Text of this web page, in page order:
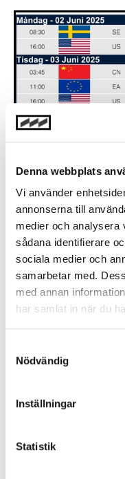
Denna webbplats
Vi använder
annonserna till
medier och analysera
sådana identifierare
sociala medier och
samarbetar med.
med annan
har samlat in när du
Nödvändig
Inställningar
Statistik
Max Matthiessen
värdepappersbolag
och står under
nyhetsnotis är av
specifika behov och
Innehållet ska inte